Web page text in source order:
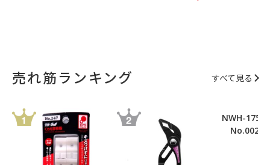
売れ筋ランキング すべて見る
NWH-175
No.002